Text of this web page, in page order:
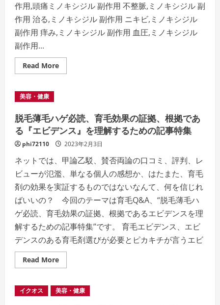
作用,頭痛ミノキシジル 副作用 不整脈,ミノキシジル 副
作用 治る,ミノキシジル 副作用 ニキビ,ミノキシジル
副作用 痒み,ミノキシジル 副作用 血圧,ミノキシジル
副作用...
Read MoreRead
more
ハ
ゲ
必
読、
育
毛
果
エ
ビ
デ
ン
ス
は
あ
る
が、
副
作
用
の
心
配
な
ノ
キ
シ
美容・健康
脱毛薄毛ハゲ必読、育毛効果の証拠、根拠であ
る『エビデンス』を理解するための記事特集
phi72110 2023年2月3日
ネットでは、甲論乙駁、賛否両論の口コミ、評判、レ
ビューが氾濫、単なる個人の感想か、はたまた、育毛
剤の効果を実証するものではないなんて、何を信じれ
ばいいの？ 今回のテーマは育毛Q&A、“脱毛薄毛ハ
ゲ必読、育毛効果の証拠、根拠であるエビデンスを理
解するための記事特集”です。 育毛エビデンス、エビ
デンスのある育毛剤選びが必要とピカキチが言うエビ
Read MoreRead
more
毛
薄
イクオス 美容・健康